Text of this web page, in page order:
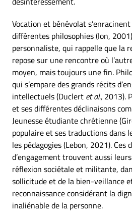
Vocation et bénévolat
différentes philosophies (Ion,
personnaliste, qui rappelle que la
repose sur une rencontre où
moyen, mais toujours une fin.
qui s’empare des grands récits
intellectuels (Duclert et al., 2013).
et ses différentes déclinaisons
Jeunesse étudiante chrétienne
populaire et ses traductions dans
les pédagogies (Lebon, 2021).
d’engagement trouvent aussi
réflexion sociétale et militante,
sollicitude et de la bien-veillance
reconnaissance considérant la
inaliénable de la personne.